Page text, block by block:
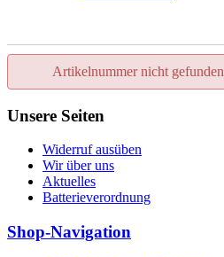
Artikelnummer nicht gefunden
Unsere Seiten
Widerruf ausüben
Wir über uns
Aktuelles
Batterieverordnung
Shop-Navigation